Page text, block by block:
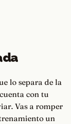
lo separa de la
con tu
Vas a romper
un